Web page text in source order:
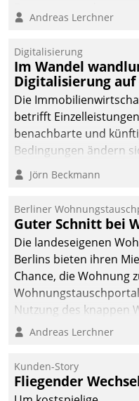
Andreas Lerchner
Digitalisierung
Im Wandel
Digitalisierung auf
Die
betrifft
benachbarte und
Bedingungen ändern
technisch die Kontrolle
fürs Wachsen öffnen?
Jörn Beckmann
Berliner
Guter Schnitt bei
Die landeseigenen
Berlins bieten ihren
Chance, die Wohnung
Nutzung des knappen
Anwendungsfall für
Unternehmen.
Andreas Lerchner
Kunden-Story
Fliegender